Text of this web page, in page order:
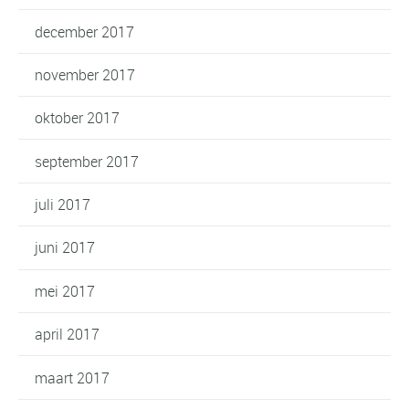
december 2017
november 2017
oktober 2017
september 2017
juli 2017
juni 2017
mei 2017
april 2017
maart 2017